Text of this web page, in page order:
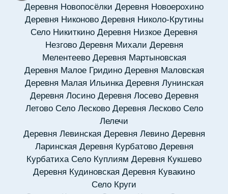
Деревня Новопосёлки Деревня Новоерохино
Деревня Никоново Деревня Николо-Крутины
Село Никиткино Деревня Низкое Деревня
Незгово Деревня Михали Деревня
Мелентеево Деревня Мартыновская
Деревня Малое Гридино Деревня Маловская
Деревня Малая Ильинка Деревня Лунинская
Деревня Лосино Деревня Лосево Деревня
Летово Село Лесково Деревня Лесково Село
Лелечи
Деревня Левинская Деревня Левино Деревня
Ларинская Деревня Курбатово Деревня
Курбатиха Село Куплиям Деревня Кукшево
Деревня Кудиновская Деревня Кувакино
Село Круги